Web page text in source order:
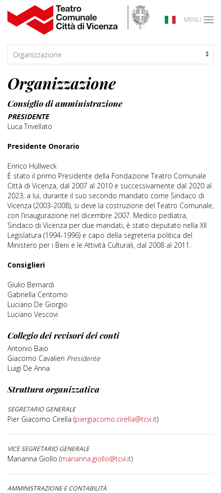
MENU
Organizzazione
Consiglio di amministrazione
PRESIDENTE
Luca Trivellato
Presidente Onorario
Enrico Hüllweck
È stato il primo Presidente della Fondazione Teatro Comunale
Città di Vicenza, dal 2007 al 2010 e successivamente dal 2020 al
2023; a lui, durante il suo secondo mandato come Sindaco di
Vicenza (2003-2008), si deve la costruzione del Teatro Comunale,
con l’inaugurazione nel dicembre 2007. Medico pediatra,
Sindaco di Vicenza per due mandati, è stato deputato nella XII
Legislatura (1994-1996) e capo della segreteria politica del
Ministero per i Beni e le Attività Culturali, dal 2008 al 2011.
Consiglieri
Giulio Bernardi
Gabriella Centomo
Luciano De Giorgio
Luciano Vescovi
Collegio dei revisori dei conti
Antonio Baio
Giacomo Cavalieri Presidente
Luigi De Anna
Struttura organizzativa
SEGRETARIO GENERALE
Pier Giacomo Cirella (piergiacomo.cirella@tcvi.it)
VICE SEGRETARIO GENERALE
Marianna Giollo (marianna.giollo@tcvi.it)
AMMINISTRAZIONE E CONTABILITÀ